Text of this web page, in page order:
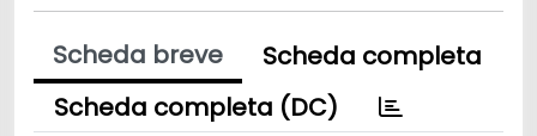
Scheda breve
Scheda completa
Scheda completa (DC)